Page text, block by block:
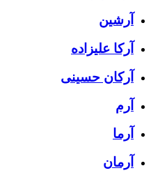
آرشین
آرکا علیزاده
آرکان حسینی
آرم
آرما
آرمان